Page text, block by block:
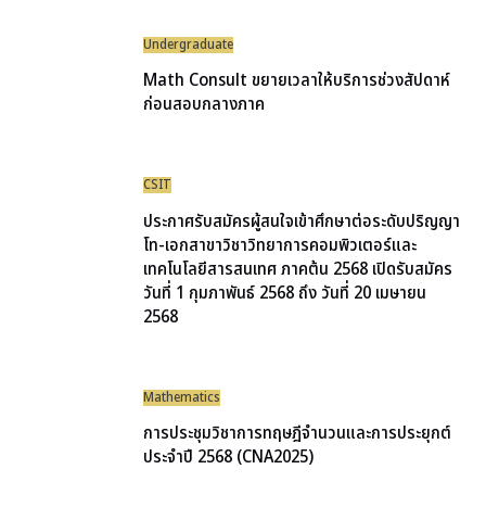
Undergraduate
Math Consult ขยายเวลาให้บริการช่วงสัปดาห์
ก่อนสอบกลางภาค
CSIT
ประกาศรับสมัครผู้สนใจเข้าศึกษาต่อระดับปริญญา
โท-เอกสาขาวิชาวิทยาการคอมพิวเตอร์และ
เทคโนโลยีสารสนเทศ ภาคต้น 2568 เปิดรับสมัคร
วันที่ 1 กุมภาพันธ์ 2568 ถึง วันที่ 20 เมษายน
2568
Mathematics
การประชุมวิชาการทฤษฎีจำนวนและการประยุกต์
ประจำปี 2568 (CNA2025)